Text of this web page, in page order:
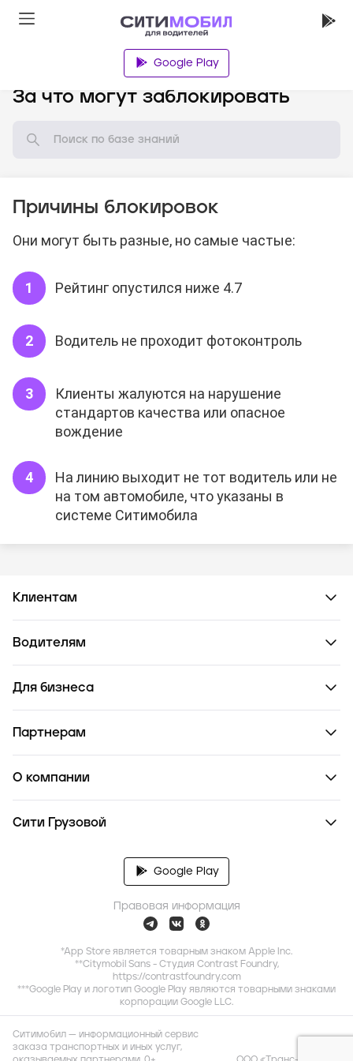
Google Play
За что могут заблокировать
Причины блокировок
Они могут быть разные, но самые частые:
Рейтинг опустился ниже 4.7
Водитель не проходит фотоконтроль
Клиенты жалуются на нарушение
стандартов качества или опасное
вождение
На линию выходит не тот водитель или не
на том автомобиле, что указаны в
системе Ситимобила
Клиентам
Водителям
Для бизнеса
Партнерам
О компании
Сити Грузовой
Google Play
Правовая информация
*App Store является товарным знаком Apple Inc.
**Citymobil Sans - Студия Contrast Foundry,
https://contrastfoundry.com
***Google Play и логотип Google Play являются товарными знаками
корпорации Google LLC.
Ситимобил — информационный сервис
заказа транспортных и иных услуг,